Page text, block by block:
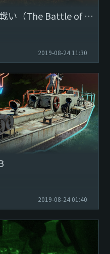
【イベント】クルスクの戦い（The Battle of Kursk）（8/24 11:30更新）
2560x1440
高いクルスクの戦いにおい
2019-08-24 11:30
たThunder Showの時間で
なりました！ 今週最高だっ
動画...
2019-08-24 01:40